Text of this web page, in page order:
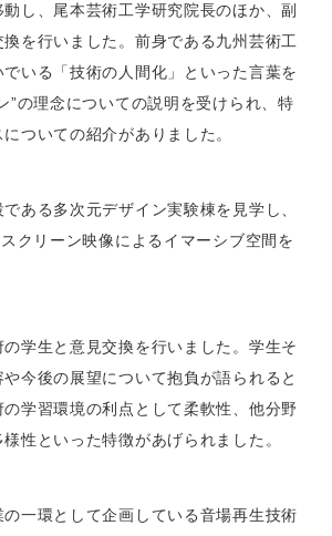
し、尾本芸術工学研究院長のほか、副
を行いました。前身である九州芸術工
いる「技術の人間化」といった言葉を
”の理念についての説明を受けられ、特
ついての紹介がありました。
ある多次元デザイン実験棟を見学し、
クリーン映像によるイマーシブ空間を
学生と意見交換を行いました。学生そ
今後の展望について抱負が語られると
学習環境の利点として柔軟性、他分野
性といった特徴があげられました。
一環として企画している音場再生技術